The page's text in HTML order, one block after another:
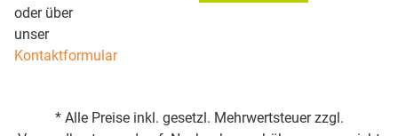
oder über
unser
Kontaktformular
* Alle Preise inkl. gesetzl. Mehrwertsteuer zzgl.